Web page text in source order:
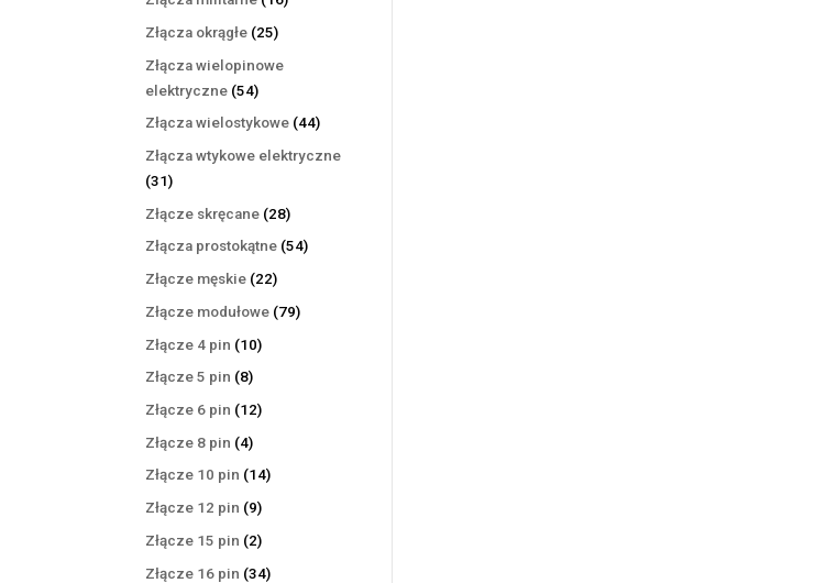
Złącza okrągłe 2525
Złącza wielopinowe
elektryczne 5454
produkty
Złącza wielostykowe 4444
Złącza wtykowe elektryczne
3131
produktów
Złącze skręcane 2828
produktów
Złącza prostokątne 5454
Złącze męskie 2222
produkty
Złącze modułowe 7979
Złącze 4 pin 1010
Złącze 5 pin 88
produktów
Złącze 6 pin 1212
Złącze 8 pin 44
produkty
Złącze 10 pin 1414
Złącze 12 pin 99
produktów
Złącze 15 pin 22
produkty
Złącze 16 pin 3434